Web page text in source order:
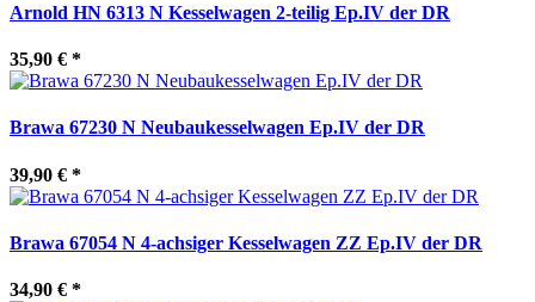
Arnold HN 6313 N Kesselwagen 2-teilig Ep.IV der DR
35,90 € *
Brawa 67230 N Neubaukesselwagen Ep.IV der DR
39,90 € *
Brawa 67054 N 4-achsiger Kesselwagen ZZ Ep.IV der DR
34,90 € *